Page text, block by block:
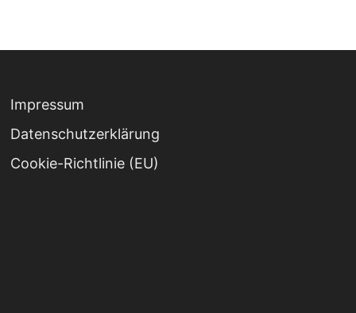
Impressum
Datenschutz­erklärung
Cookie-Richtlinie (EU)